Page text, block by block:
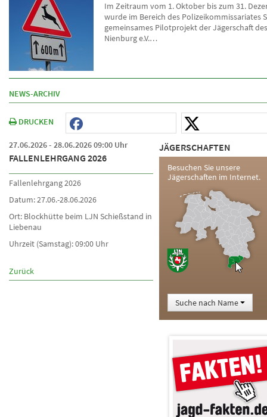
Im Zeitraum vom 1. Oktober bis zum 31.
wurde im Bereich des Polizeikommissariates
gemeinsames Pilotprojekt der Jägerschaft
Nienburg e.V.…
NEWS-ARCHIV
DRUCKEN
27.06.2026 - 28.06.2026 09:00 Uhr
FALLENLEHRGANG 2026
Fallenlehrgang 2026
Datum: 27.06.-28.06.2026
Ort: Blockhütte beim LJN Schießstand in
Liebenau
Uhrzeit (Samstag): 09:00 Uhr
Zurück
JÄGERSCHAFTEN
Besuchen Sie unsere
Jägerschaften im Internet.
Suche nach Name